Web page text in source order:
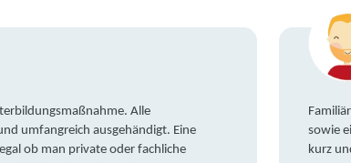
Alle
umfangreich ausgehändigt. Eine
ob man private oder fachliche
sowie
kurz